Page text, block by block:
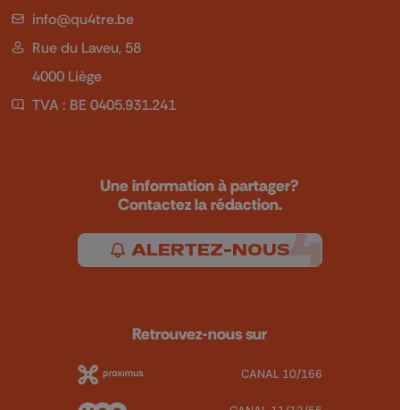
info@qu4tre.be
Rue du Laveu, 58
4000 Liège
TVA : BE 0405.931.241
Une information à partager?
Contactez la rédaction.
ALERTEZ-NOUS
Retrouvez-nous sur
CANAL 10/166